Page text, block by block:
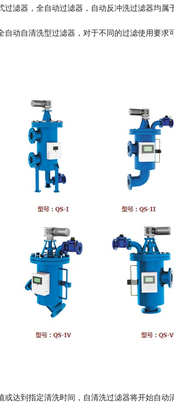
滤器，全自动过滤器，自动反冲洗过滤器均属
动自清洗型过滤器，对于不同的过滤使用要
达到指定清洗时间，自清洗过滤器将开始自动